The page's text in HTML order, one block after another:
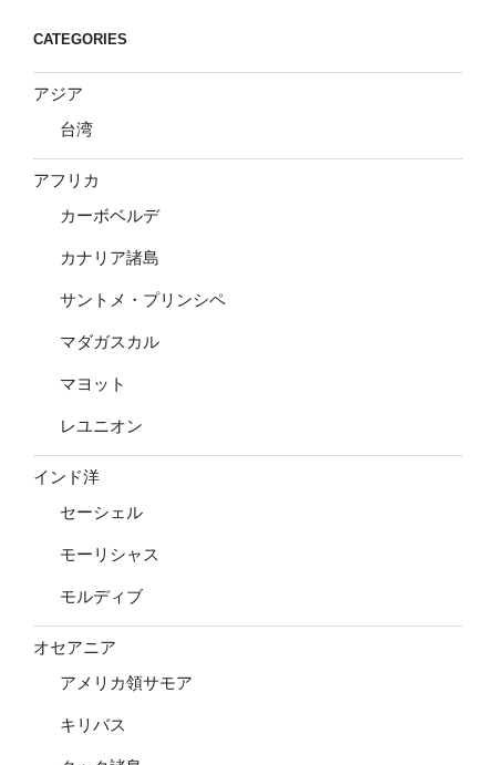
CATEGORIES
アジア
台湾
アフリカ
カーボベルデ
カナリア諸島
サントメ・プリンシペ
マダガスカル
マヨット
レユニオン
インド洋
セーシェル
モーリシャス
モルディブ
オセアニア
アメリカ領サモア
キリバス